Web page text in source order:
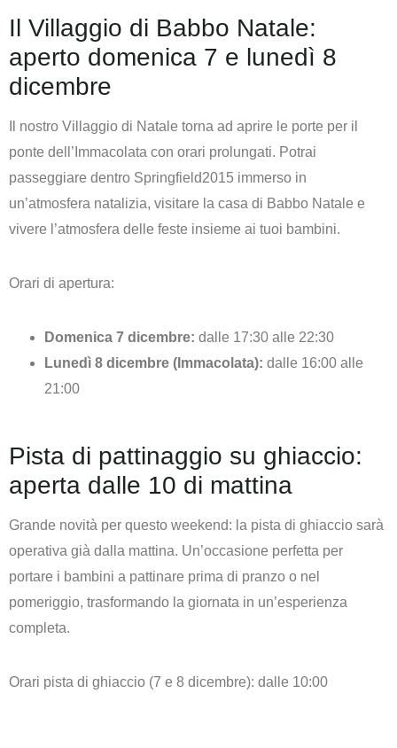
Il Villaggio di Babbo Natale:
aperto domenica 7 e lunedì 8
dicembre
Il nostro Villaggio di Natale torna ad aprire le porte per il
ponte dell’Immacolata con orari prolungati. Potrai
passeggiare dentro Springfield2015 immerso in
un’atmosfera natalizia, visitare la casa di Babbo Natale e
vivere l’atmosfera delle feste insieme ai tuoi bambini.
Orari di apertura:
Domenica 7 dicembre: dalle 17:30 alle 22:30
Lunedì 8 dicembre (Immacolata): dalle 16:00 alle
21:00
Pista di pattinaggio su ghiaccio:
aperta dalle 10 di mattina
Grande novità per questo weekend: la pista di ghiaccio sarà
operativa già dalla mattina. Un’occasione perfetta per
portare i bambini a pattinare prima di pranzo o nel
pomeriggio, trasformando la giornata in un’esperienza
completa.
Orari pista di ghiaccio (7 e 8 dicembre): dalle 10:00